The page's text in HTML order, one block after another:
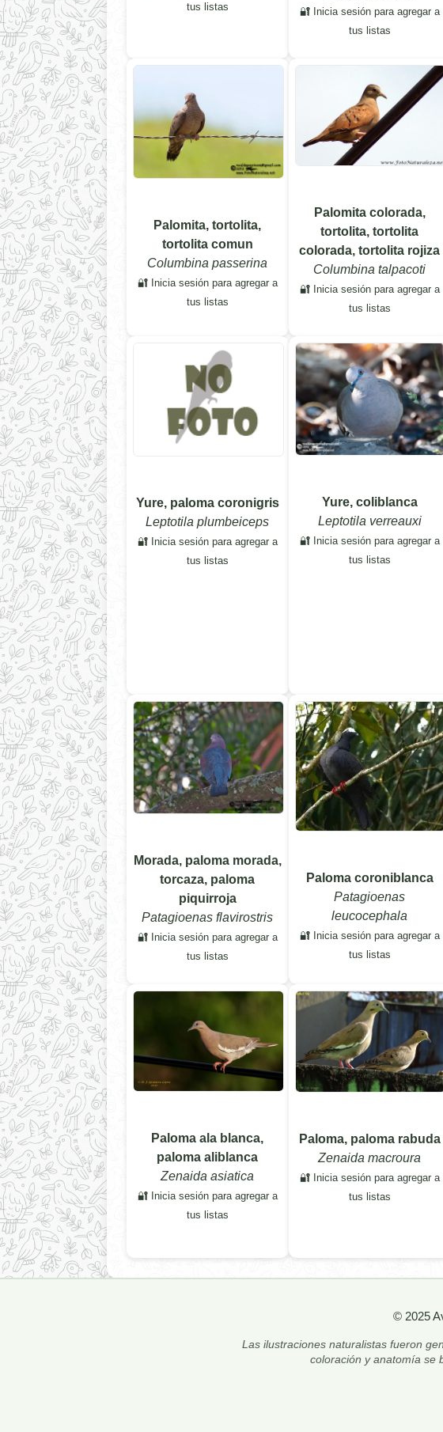
tus listas
🔐 Inicia sesión para agregar a
tus listas
Palomita, tortolita,
tortolita comun
Columbina passerina
🔐 Inicia sesión para agregar a
tus listas
Palomita colorada,
tortolita, tortolita
colorada, tortolita rojiza
Columbina talpacoti
🔐 Inicia sesión para agregar a
tus listas
Yure, paloma coronigris
Leptotila plumbeiceps
🔐 Inicia sesión para agregar a
tus listas
Yure, coliblanca
Leptotila verreauxi
🔐 Inicia sesión para agregar a
tus listas
Morada, paloma morada,
torcaza, paloma
piquirroja
Patagioenas flavirostris
🔐 Inicia sesión para agregar a
tus listas
Paloma coroniblanca
Patagioenas
leucocephala
🔐 Inicia sesión para agregar a
tus listas
Paloma ala blanca,
paloma aliblanca
Zenaida asiatica
🔐 Inicia sesión para agregar a
tus listas
Paloma, paloma rabuda
Zenaida macroura
🔐 Inicia sesión para agregar a
tus listas
© 2025
Las ilustraciones naturalistas fueron
coloración y anatomía se